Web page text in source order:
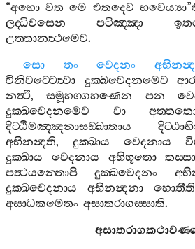
“අහො වත මෙ එතදෙව භවෙය්‍යා”
ලද‍්ධිවසෙන
පටිඤ‍්ඤා
උත‍්තානත්‍ථමෙව.
සො
තං වෙදනං
විනිවට‍්ටෙත්‍වා
දුක‍්ඛවෙදනමෙව
නත්‍ථි,සමූහග‍්ගහණෙන පන
දුක‍්ඛවෙදනමෙව
වා
දිට‍්ඨිමඤ‍්ඤනාසඞ‍්ඛාතාය
අභිනන්‍දති, දුක‍්ඛාය වෙදනාය
දුක‍්ඛාය
වෙදනාය අභිභූතො තස‍්සා
පත්‍ථයන‍්තොපි
දුක‍්ඛවෙදනං
දුක‍්ඛවෙදනාය
අභිනන්‍දනා හොතීති
අසාධකමෙතං අසාතරාගස‍්සාති.